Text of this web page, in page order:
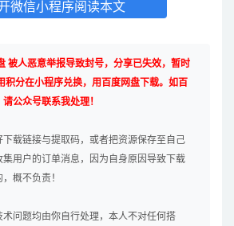
微信小程序阅读本文
被人恶意举报导致封号，分享已失效，暂时
积分在小程序兑换，用百度网盘下载。如百
公众号联系我处理！
下载链接与提取码，或者把资源保存至自己
集用户的订单消息，因为自身原因导致下载
概不负责！
术问题均由你自行处理，本人不对任何搭